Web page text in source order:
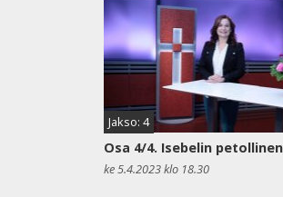
Jakso: 4
Osa 4/4. Isebelin
ke 5.4.2023 klo 18.30